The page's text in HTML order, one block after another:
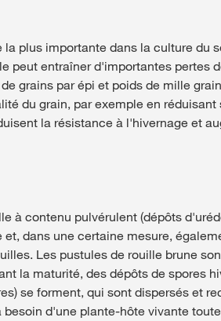
plus importante dans la culture du
peut entraîner d'importantes pertes
grains par épi et poids de mille
du grain, par exemple en réduisant
la résistance à l'hivernage et
à contenu pulvérulent (dépôts
dans une certaine mesure,
Les pustules de rouille brune
la maturité, des dépôts de spores
se forment, qui sont dispersés et
d'une plante-hôte vivante